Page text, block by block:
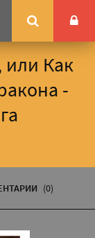
или Как
-
(0)